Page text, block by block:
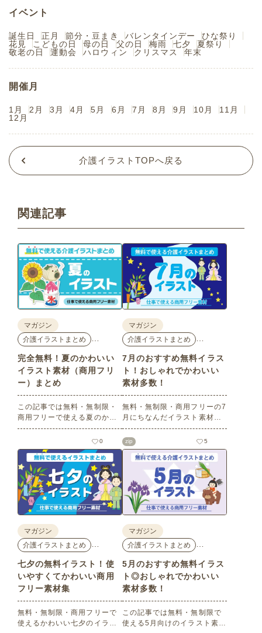
イベント
誕生日 正月 節分・豆まき バレンタインデー
ひな祭り
花見
こどもの日 母の日 父の日 梅雨 七夕
夏祭り
敬老の日
運動会 ハロウィン クリスマス 年末
開催月
1月 2月 3月 4月 5月 6月 7月 8月 9月 10月
11月
12月
介護イラストTOPへ戻る
関連記事
マガジン
介護イラストまとめ
完全無料！夏のかわいい
イラスト素材（商用フリ
ー）まとめ
この記事では無料・無制限・
商用フリーで使える夏のかわ
いいイラスト素材を多数ご紹
介いたします。夏の花である
ひまわりや朝顔、夏祭り、花
火、七夕など夏ならではのか
わいいイラストをご用意！ポ
スターやパンフレットなどで
使いやすいテイストなので、
ぜひご活用ください。
0
マガジン
介護イラストまとめ
7月のおすすめ無料イラス
ト！おしゃれでかわいい
素材多数！
無料・無制限・商用フリーの7
月にちなんだイラスト素材を
多数ご紹介します。どれも印
刷に適した解像度で、点数制
限なしで自由に使える素材ば
かり♪どなたでもご利用いただ
けます！ぜひご活用くださ
い。
zip 5
マガジン
介護イラストまとめ
七夕の無料イラスト！使
いやすくてかわいい商用
フリー素材集
無料・無制限・商用フリーで
使えるかわいい七夕のイラス
マガジン
介護イラストまとめ
5月のおすすめ無料イラス
ト◎おしゃれでかわいい
素材多数！
この記事では無料・無制限で
使える5月向けのイラスト素材